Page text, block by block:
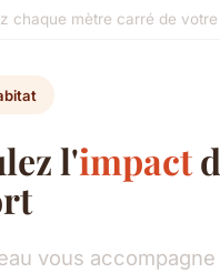
chaque mètre carré de
l'impact
vous